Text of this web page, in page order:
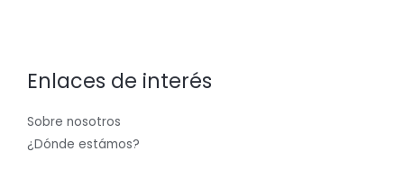
Enlaces de interés
Sobre nosotros
¿Dónde estámos?